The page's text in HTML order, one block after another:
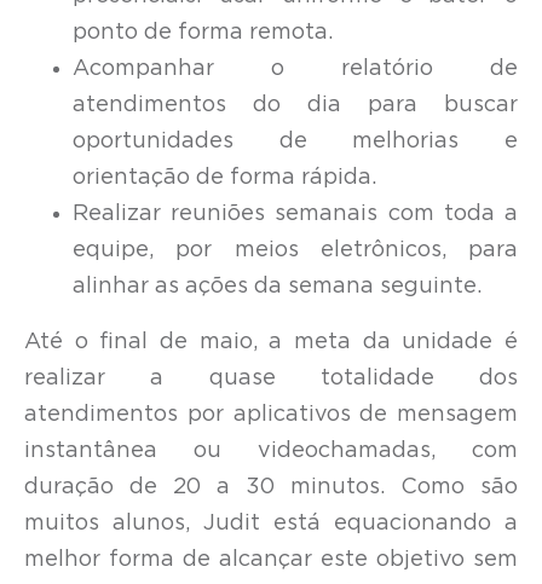
ponto de forma remota.
Acompanhar o relatório de
atendimentos do dia para buscar
oportunidades de melhorias e
orientação de forma rápida.
Realizar reuniões semanais com toda a
equipe, por meios eletrônicos, para
alinhar as ações da semana seguinte.
Até o final de maio, a meta da unidade é
realizar a quase totalidade dos
atendimentos por aplicativos de mensagem
instantânea ou videochamadas, com
duração de 20 a 30 minutos. Como são
muitos alunos, Judit está equacionando a
melhor forma de alcançar este objetivo sem